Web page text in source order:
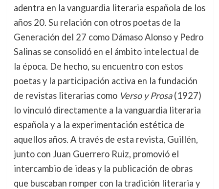
adentra en la vanguardia literaria española de los
años 20. Su relación con otros poetas de la
Generación del 27 como Dámaso Alonso y Pedro
Salinas se consolidó en el ámbito intelectual de
la época. De hecho, su encuentro con estos
poetas y la participación activa en la fundación
de revistas literarias como Verso y Prosa(1927)
lo vinculó directamente a la vanguardia literaria
española y a la experimentación estética de
aquellos años. A través de esta revista, Guillén,
junto con Juan Guerrero Ruiz, promovió el
intercambio de ideas y la publicación de obras
que buscaban romper con la tradición literaria y